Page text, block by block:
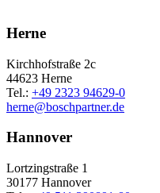
Herne
Kirchhofstraße 2c
44623 Herne
Tel.: +49 2323 94629-0
herne@boschpartner.de
Hannover
Lortzingstraße 1
30177 Hannover